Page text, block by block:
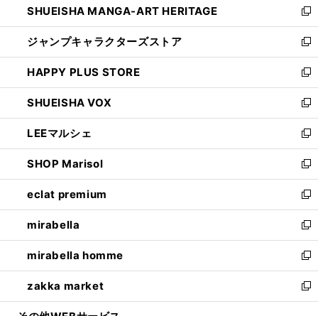
く
で
開
く
い
ウ
ィ
ン
ド
ウ
で
開
く
SHUEISHA MANGA-ART HERITAGE
新
し
い
ウ
ィ
ン
ド
ウ
で
開
く
ジャンプキャラクターズストア
新
し
い
ウ
ィ
ン
ド
ウ
で
開
く
HAPPY PLUS STORE
新
し
い
ウ
ィ
ン
ド
ウ
で
開
く
SHUEISHA VOX
新
し
い
ウ
ィ
ン
ド
ウ
で
開
く
LEEマルシェ
新
し
い
ウ
ィ
ン
ド
ウ
で
開
く
SHOP Marisol
新
し
い
ウ
ィ
ン
ド
ウ
で
開
eclat premium
新
し
い
ウ
ィ
ン
ド
ウ
mirabella
新
し
い
ウ
ィ
ン
mirabella homme
新
し
い
ウ
zakka market
新
し